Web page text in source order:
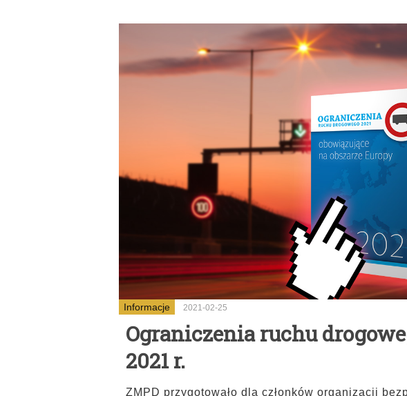
Informacje 2021-02-25
Ograniczenia ruchu
2021 r.
ZMPD przygotowało dla członków organizacji